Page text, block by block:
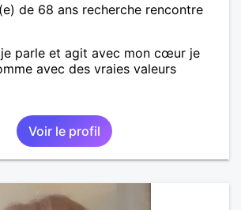
de 68 ans recherche rencontre
parle et agit avec mon cœur je
avec des vraies valeurs
Voir le profil